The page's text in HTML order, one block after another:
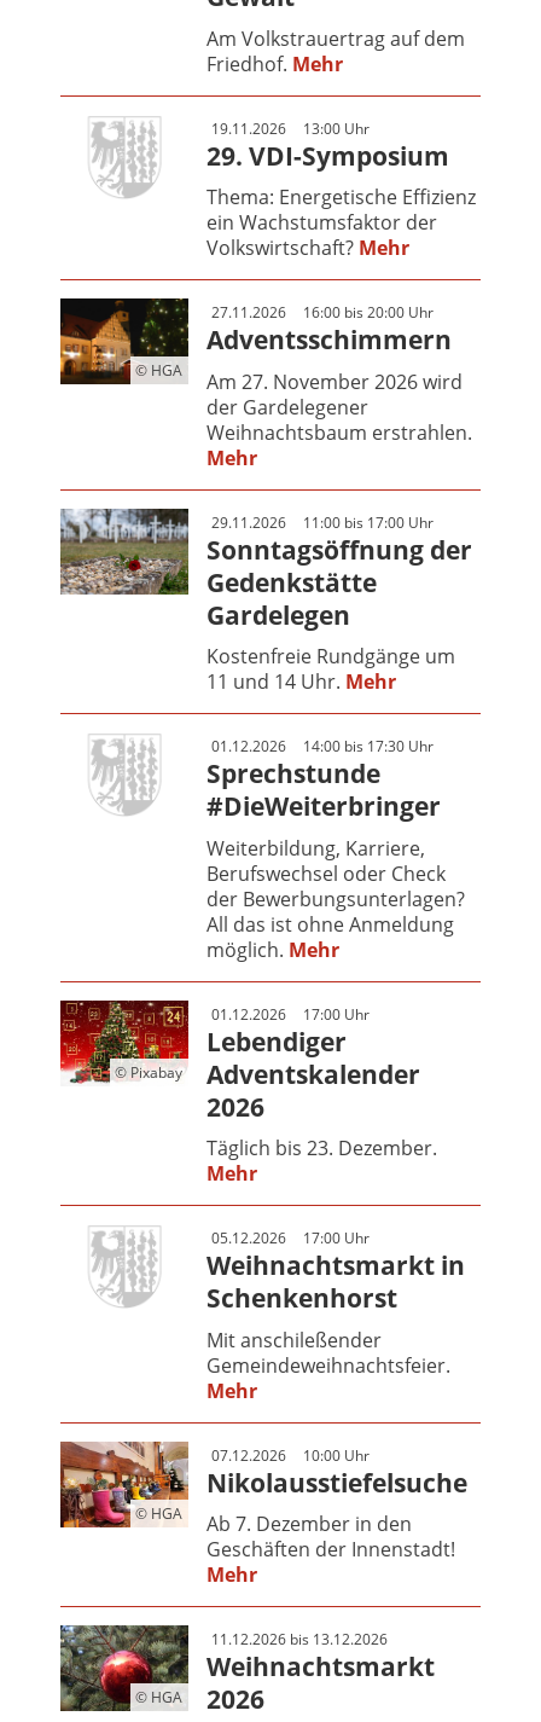
Am Volkstrauertrag auf dem
Friedhof. Mehr
19.11.2026 13:00 Uhr
29. VDI-Symposium
Thema: Energetische Effizienz
ein Wachstumsfaktor der
Volkswirtschaft? Mehr
© HGA
27.11.2026 16:00 bis 20:00 Uhr
Adventsschimmern
Am 27. November 2026 wird
der Gardelegener
Weihnachtsbaum erstrahlen.
Mehr
29.11.2026 11:00 bis 17:00 Uhr
Sonntagsöffnung der
Gedenkstätte
Gardelegen
Kostenfreie Rundgänge um
11 und 14 Uhr. Mehr
01.12.2026 14:00 bis 17:30 Uhr
Sprechstunde
#DieWeiterbringer
Weiterbildung, Karriere,
Berufswechsel oder Check
der Bewerbungsunterlagen?
All das ist ohne Anmeldung
möglich. Mehr
© Pixabay
01.12.2026 17:00 Uhr
Lebendiger
Adventskalender
2026
Täglich bis 23. Dezember.
Mehr
05.12.2026 17:00 Uhr
Weihnachtsmarkt in
Schenkenhorst
Mit anschileßender
Gemeindeweihnachtsfeier.
Mehr
© HGA
07.12.2026 10:00 Uhr
Nikolausstiefelsuche
Ab 7. Dezember in den
Geschäften der Innenstadt!
Mehr
© HGA
11.12.2026 bis 13.12.2026
Weihnachtsmarkt
2026